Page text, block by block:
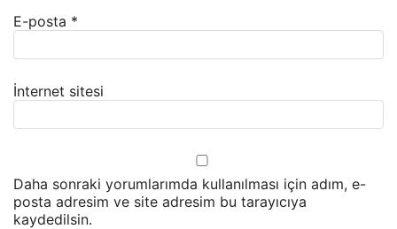
E-posta *
İnternet sitesi
Daha sonraki yorumlarımda kullanılması için adım, e-
posta adresim ve site adresim bu tarayıcıya
kaydedilsin.